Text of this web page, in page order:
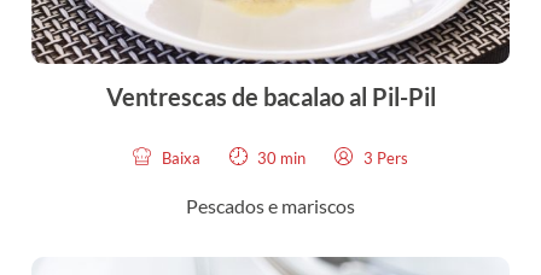
Ventrescas de bacalao al Pil-Pil
Baixa 30 min 3 Pers
Pescados e mariscos